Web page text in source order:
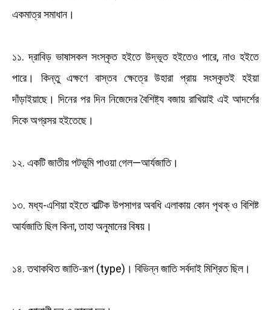
একমাত্র সমাধান।
১১. দ্রাবিড় ভাষাসকল সংস্কৃত হইতে উদ্ভূত হইতেও পারে, নাও হইতে
পারে। কিন্তু এক্ষণে বাস্তব ক্ষেত্রে উহারা প্রায় সংস্কৃতই হইয়া
দাঁড়াইয়াছে। দিনের পর দিন নিজেদের বৈশিষ্ট্য বজায় রাখিয়াই এই আদর্শের
দিকে অগ্রসর হইতেছে।
১২. একটি জাতীয় পটভূমি পাওয়া গেল—আর্যজাতি।
১৩. মধ্য-এশিয়া হইতে বাল্টিক উপসাগর অবধি এলাকায় কোন পৃথক্ ও বিশিষ্ট
আর্যজাতি ছিল কিনা, তাহা অনুমানের বিষয়।
১৪. তথাকথিত জাতি-রূপ (type)। বিভিন্ন জাতি সর্বদাই মিশ্রিত ছিল।